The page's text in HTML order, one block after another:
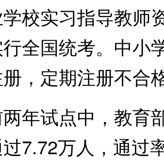
校实习指导教师
全国统考。中小
，定期注册不合
试点中，教育部
7.72万人，通过